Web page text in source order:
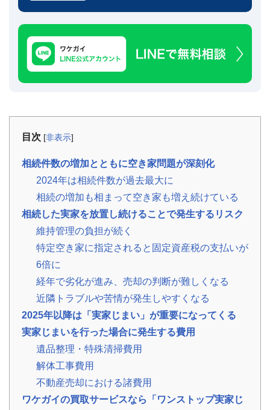
例
お
役
立
続・
共
持
分・
空
家・
金
💬
お
客
様
の
ご
依
頼
い
た
だ
い
た
客
の
目次 [非表示]
相続件数の増加とともに空き家問題が深刻化
2024年は相続件数が過去最大に
相続の増加も相まって空き家も増え続けている
相続した実家を放置し続けることで発生するリスク
維持管理の負担が続く
特定空き家に指定されると固定資産税の支払いが
6倍に
経年で劣化が進み、売却の判断が難しくなる
近隣トラブルや苦情が発生しやすくなる
2025年以降は「実家じまい」が重要になってくる
実家じまいを行った場合に発生する費用
遺品整理・特殊清掃費用
解体工事費用
不動産売却における諸費用
ワケガイの買取サービスなら「ワンストップ実家じ